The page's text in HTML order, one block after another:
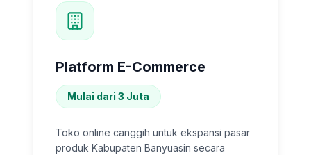
Platform E-Commerce
Mulai dari 3 Juta
Toko online canggih untuk ekspansi pasar
produk Kabupaten Banyuasin secara